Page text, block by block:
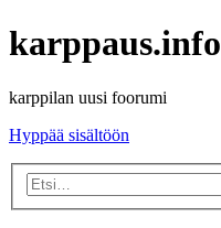
karppaus.info
karppilan uusi foorumi
Hyppää sisältöön